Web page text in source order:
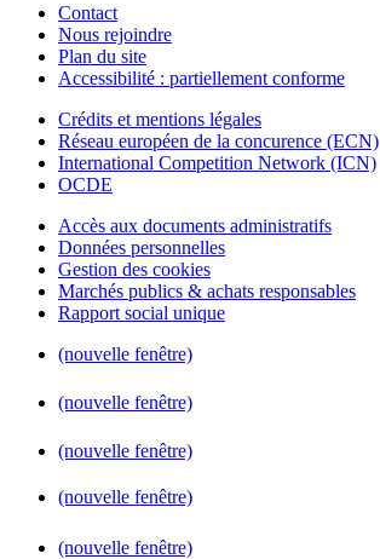
Contact
Nous rejoindre
Plan du site
Accessibilité : partiellement conforme
Crédits et mentions légales
Réseau européen de la concurence (ECN)
International Competition Network (ICN)
OCDE
Accès aux documents administratifs
Données personnelles
Gestion des cookies
Marchés publics & achats responsables
Rapport social unique
(nouvelle fenêtre)
(nouvelle fenêtre)
(nouvelle fenêtre)
(nouvelle fenêtre)
(nouvelle fenêtre)